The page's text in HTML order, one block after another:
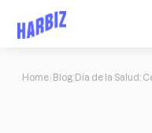
Home Blog